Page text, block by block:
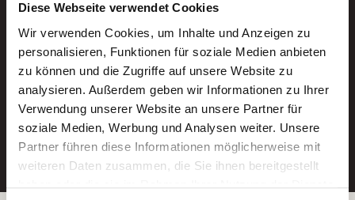
Diese Webseite verwendet Cookies
Wir verwenden Cookies, um Inhalte und Anzeigen zu
personalisieren, Funktionen für soziale Medien anbieten
zu können und die Zugriffe auf unsere Website zu
analysieren. Außerdem geben wir Informationen zu Ihrer
Verwendung unserer Website an unsere Partner für
soziale Medien, Werbung und Analysen weiter. Unsere
Partner führen diese Informationen möglicherweise mit
weiteren Daten zusammen, die Sie ihnen bereitgestellt
Neue Stellen per E-Mail.
Ein kostenloser Service von AWO
Jobs.
E-Mail-Adresse eintragen